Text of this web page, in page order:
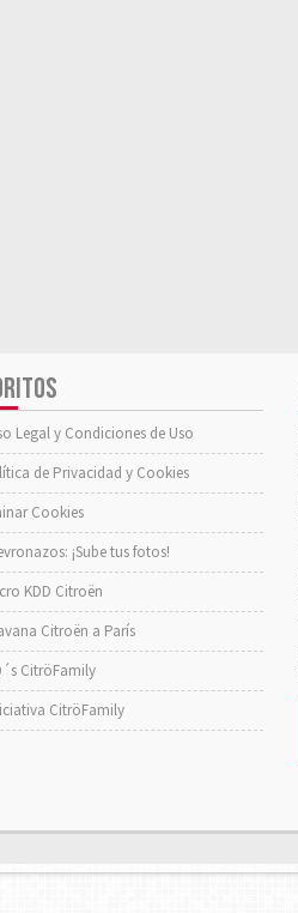
Legal y Condiciones de Uso
de Privacidad y Cookies
Cookies
¡Sube tus fotos!
KDD Citroën
Citroën a París
CitröFamily
CitröFamily